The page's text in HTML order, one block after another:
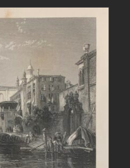
/ DETTAGLI